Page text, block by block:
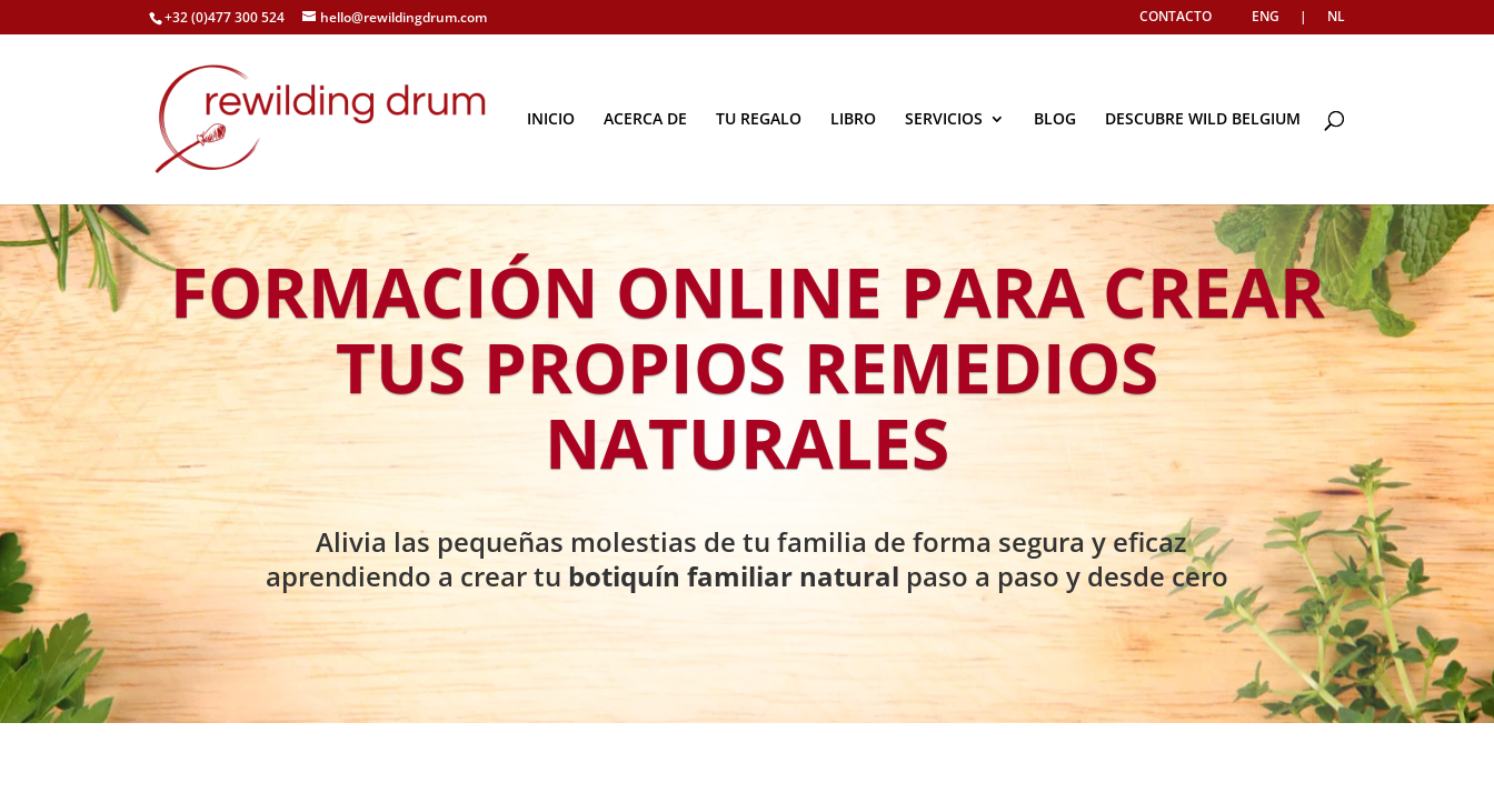
+32 (0)477 300 524 hello@rewildingdrum.com CONTACTO ENG | NL
INICIO ACERCA DE TU REGALO LIBRO SERVICIOS BLOG DESCUBRE WILD BELGIUM
FORMACIÓN ONLINE PARA CREAR
TUS PROPIOS REMEDIOS
NATURALES
Alivia las pequeñas molestias de tu familia de forma segura y eficaz
aprendiendo a crear tu botiquín familiar natural paso a paso y desde cero